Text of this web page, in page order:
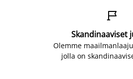

Skandinaaviset
Olemme
jolla on